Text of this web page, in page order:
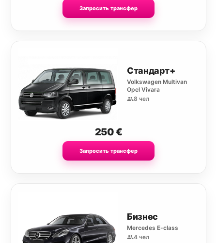
Запросить трансфер
Стандарт+
Volkswagen Multivan
Opel Vivara
8 чел
250€
Запросить трансфер
Бизнес
Mercedes E-class
4 чел